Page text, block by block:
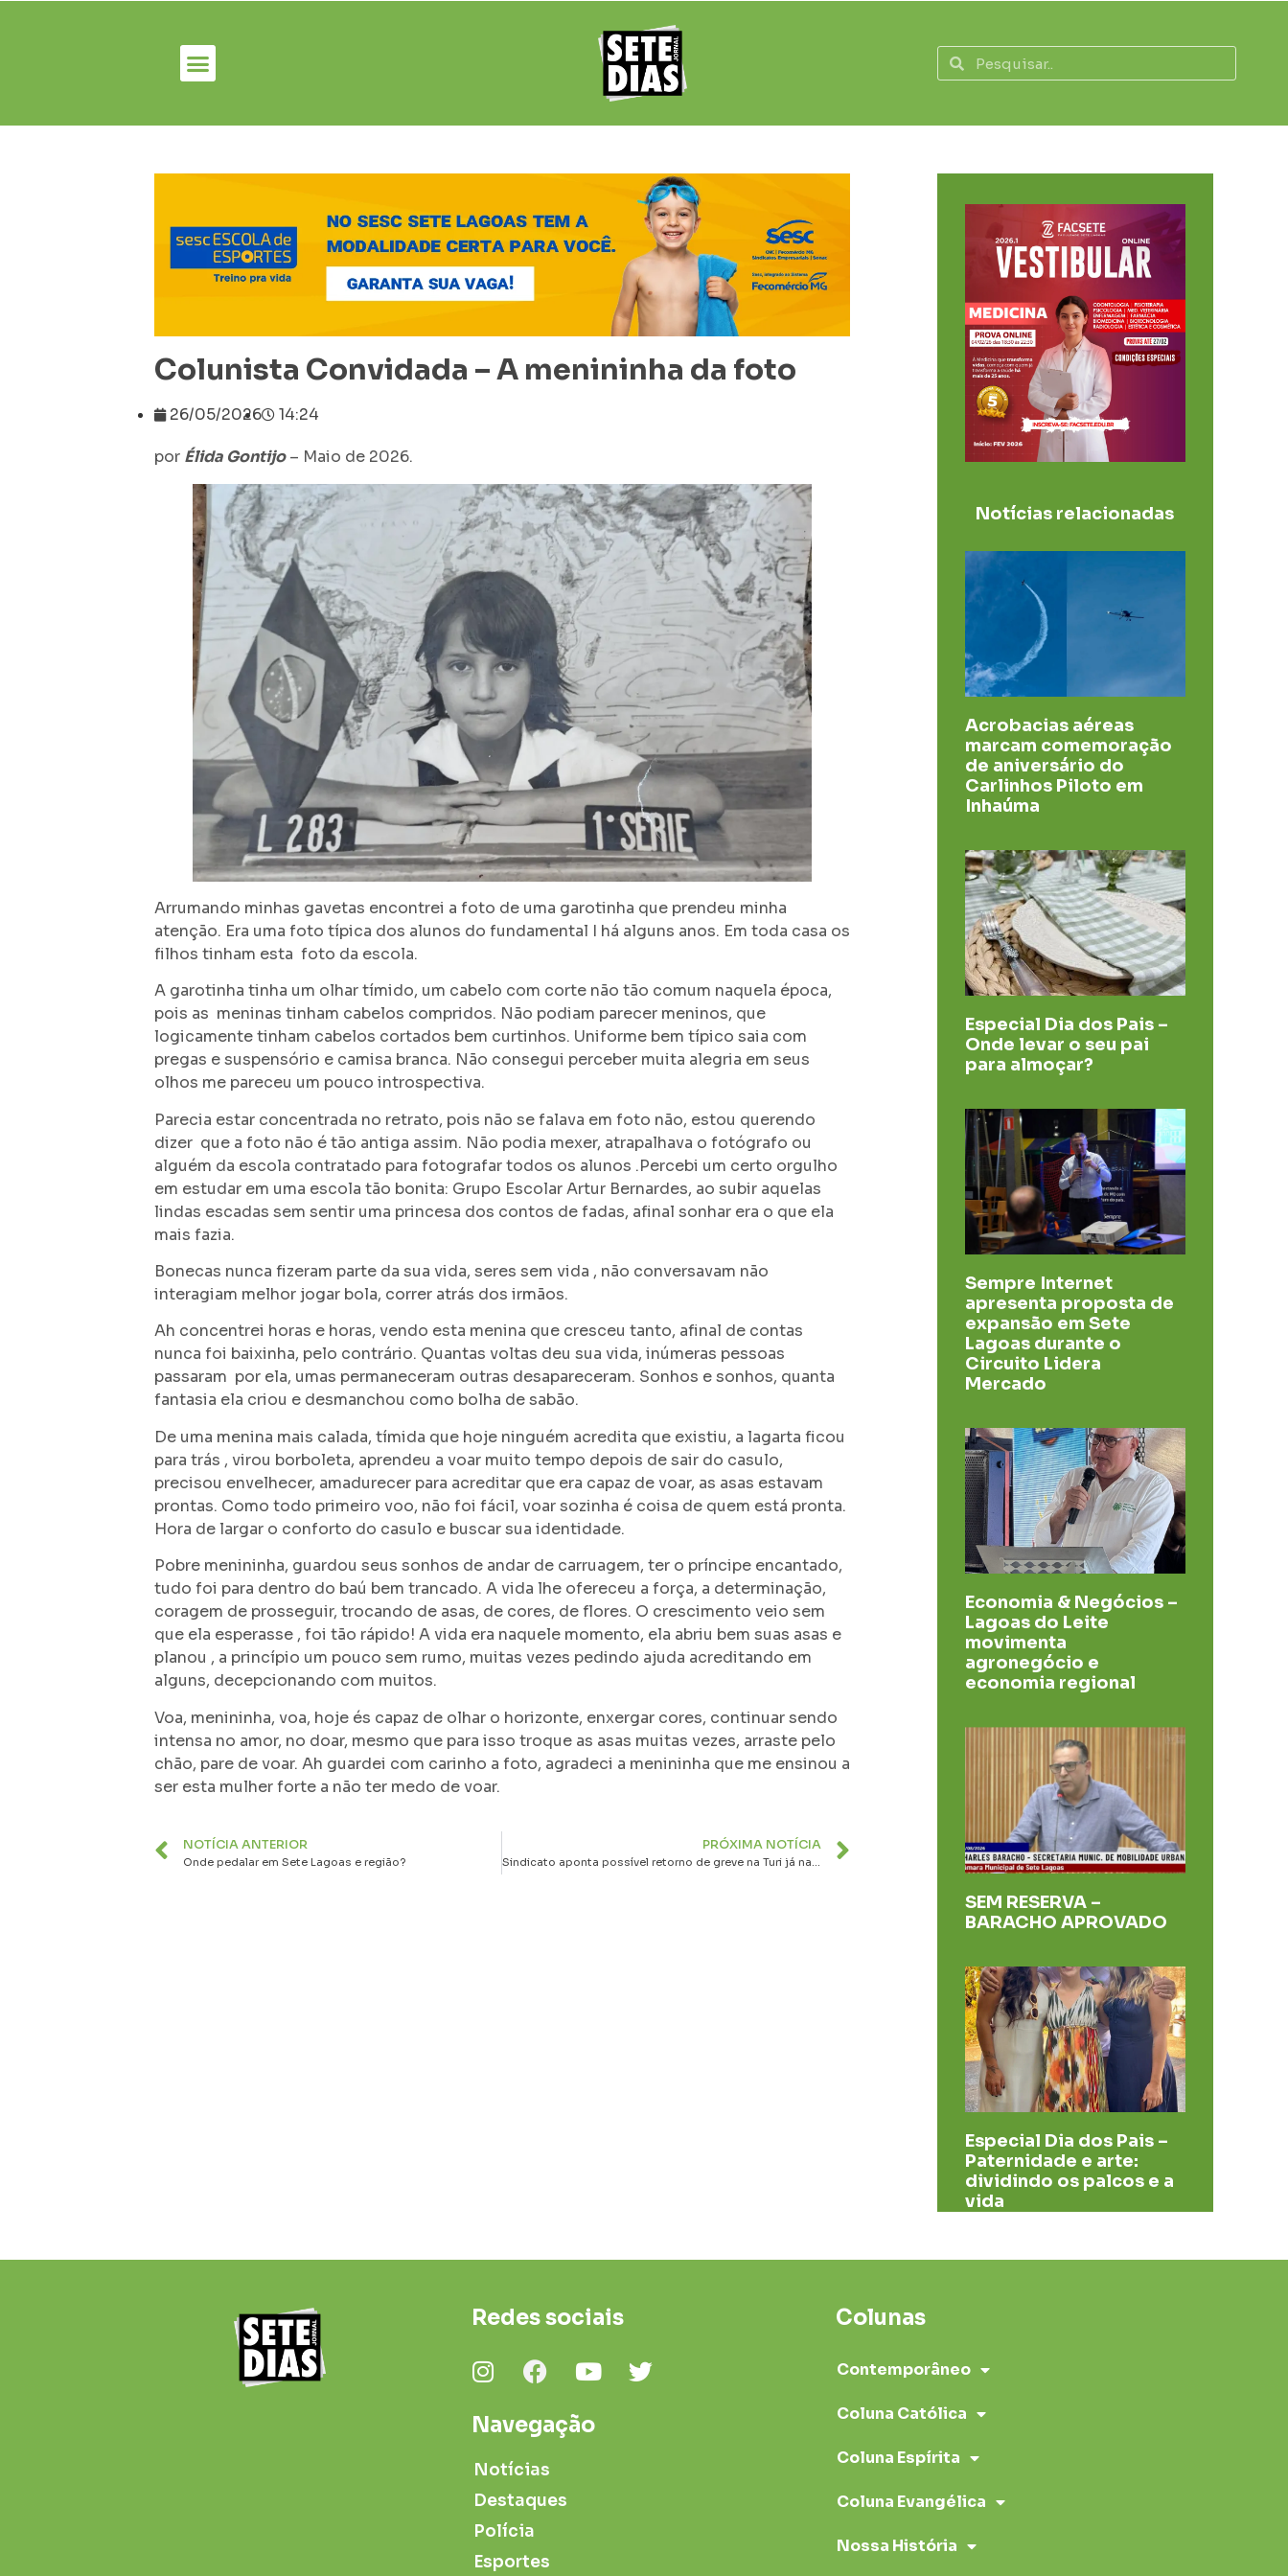
Colunista Convidada – A menininha da foto
26/05/2026 14:24
por Élida Gontijo– Maio de 2026.
Arrumando minhas gavetas encontrei a foto de uma garotinha que prendeu minha
atenção. Era uma foto típica dos alunos do fundamental I há alguns anos. Em toda casa os
filhos tinham esta foto da escola.
A garotinha tinha um olhar tímido, um cabelo com corte não tão comum naquela época,
pois as meninas tinham cabelos compridos. Não podiam parecer meninos, que
logicamente tinham cabelos cortados bem curtinhos. Uniforme bem típico saia com
pregas e suspensório e camisa branca. Não consegui perceber muita alegria em seus
olhos me pareceu um pouco introspectiva.
Parecia estar concentrada no retrato, pois não se falava em foto não, estou querendo
dizer que a foto não é tão antiga assim. Não podia mexer, atrapalhava o fotógrafo ou
alguém da escola contratado para fotografar todos os alunos .Percebi um certo orgulho
em estudar em uma escola tão bonita: Grupo Escolar Artur Bernardes, ao subir aquelas
lindas escadas sem sentir uma princesa dos contos de fadas, afinal sonhar era o que ela
mais fazia.
Bonecas nunca fizeram parte da sua vida, seres sem vida , não conversavam não
interagiam melhor jogar bola, correr atrás dos irmãos.
Ah concentrei horas e horas, vendo esta menina que cresceu tanto, afinal de contas
nunca foi baixinha, pelo contrário. Quantas voltas deu sua vida, inúmeras pessoas
passaram por ela, umas permaneceram outras desapareceram. Sonhos e sonhos, quanta
fantasia ela criou e desmanchou como bolha de sabão.
De uma menina mais calada, tímida que hoje ninguém acredita que existiu, a lagarta ficou
para trás , virou borboleta, aprendeu a voar muito tempo depois de sair do casulo,
precisou envelhecer, amadurecer para acreditar que era capaz de voar, as asas estavam
prontas. Como todo primeiro voo, não foi fácil, voar sozinha é coisa de quem está pronta.
Hora de largar o conforto do casulo e buscar sua identidade.
Pobre menininha, guardou seus sonhos de andar de carruagem, ter o príncipe encantado,
tudo foi para dentro do baú bem trancado. A vida lhe ofereceu a força, a determinação,
coragem de prosseguir, trocando de asas, de cores, de flores. O crescimento veio sem
que ela esperasse , foi tão rápido! A vida era naquele momento, ela abriu bem suas asas e
planou , a princípio um pouco sem rumo, muitas vezes pedindo ajuda acreditando em
alguns, decepcionando com muitos.
Voa, menininha, voa, hoje és capaz de olhar o horizonte, enxergar cores, continuar sendo
intensa no amor, no doar, mesmo que para isso troque as asas muitas vezes, arraste pelo
chão, pare de voar. Ah guardei com carinho a foto, agradeci a menininha que me ensinou a
ser esta mulher forte a não ter medo de voar.
NOTÍCIA ANTERIOR
Onde pedalar em Sete Lagoas e região?
PRÓXIMA NOTÍCIA
Sindicato aponta possível retorno de greve na Turi já na próxima semana
Notícias relacionadas
Acrobacias aéreas
marcam comemoração
de aniversário do
Carlinhos Piloto em
Inhaúma
Especial Dia dos Pais –
Onde levar o seu pai
para almoçar?
Sempre Internet
apresenta proposta de
expansão em Sete
Lagoas durante o
Circuito Lidera
Mercado
Economia & Negócios –
Lagoas do Leite
movimenta
agronegócio e
economia regional
SEM RESERVA –
BARACHO APROVADO
Especial Dia dos Pais –
Paternidade e arte:
dividindo os palcos e a
vida
Redes sociais
Navegação
Notícias
Destaques
Polícia
Esportes
Colunas
Contemporâneo
Coluna Católica
Coluna Espírita
Coluna Evangélica
Nossa História